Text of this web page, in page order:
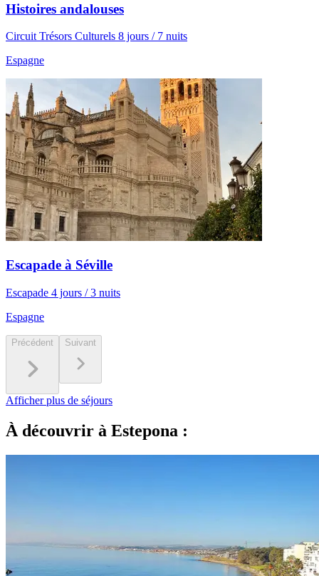
Histoires andalouses
Circuit Trésors Culturels 8 jours / 7 nuits
Espagne
Escapade à Séville
Escapade 4 jours / 3 nuits
Espagne
Précédent Suivant
Afficher plus de séjours
À découvrir à Estepona :